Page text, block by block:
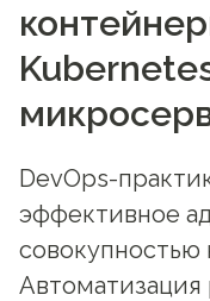
DevOps-
эффективное
совокупностью
Автоматизация